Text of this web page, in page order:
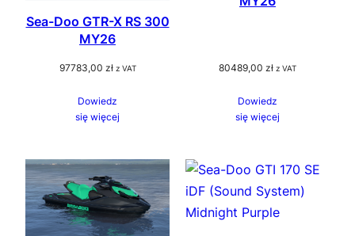
Sea-Doo GTR-X RS 300
MY26
97783,00 zł z VAT
Dowiedz
się więcej
80489,00 zł z VAT
Dowiedz
się więcej